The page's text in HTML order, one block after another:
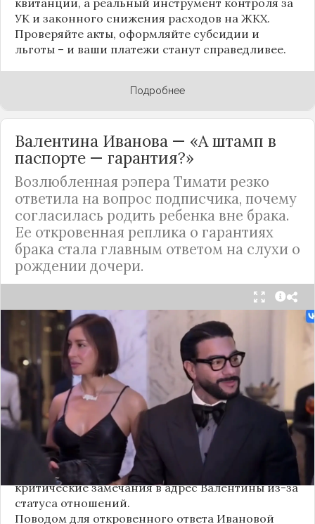
УК и законного снижения расходов на ЖКХ.
Проверяйте акты, оформляйте субсидии и
льготы – и ваши платежи станут справедливее.
Подробнее
Валентина Иванова — «А штамп в
паспорте — гарантия?»
Возлюбленная рэпера Тимати резко
ответила на вопрос подписчика, почему
согласилась родить ребенка вне брака.
Ее откровенная реплика о гарантиях
брака стала главным ответом на слухи о
рождении дочери.
Валентина Иванова, избранница рэпера Тимати,
публично ответила на бестактный вопрос о
своем решении родить ребенка вне
официального брака. Ее резкая реакция стала
первым косвенным подтверждением слухов о
рождении дочери, ранее распространяемых
изданием «СтарХит».
Хотя сама звездная пара официально не
объявляла о пополнении, поклонники уже
засыпали их поздравлениями. Однако
некоторые комментаторы позволили себе
критические замечания в адрес Валентины из-за
статуса отношений.
Поводом для откровенного ответа Ивановой